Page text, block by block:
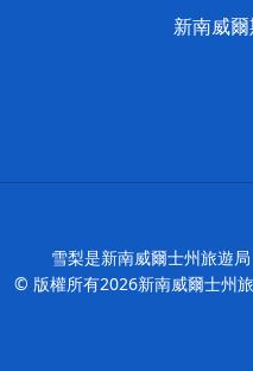
新南威
雪梨是新南威爾士州旅遊
© 版權所有2026新南威爾士州